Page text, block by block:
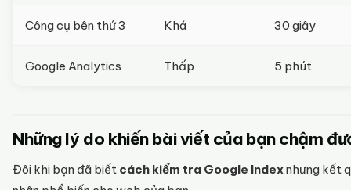
Công cụ bên thứ 3 Khá 30 giây
Google Analytics Thấp 5 phút
Những lý do khiến bài viết của bạn chậm
Đôi khi bạn đã biết cách kiểm tra Google Indexnhưng kết